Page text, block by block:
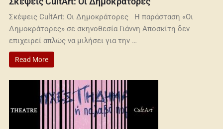
Σκέψεις CultArt: Οι Δημοκράτορες Η παράσταση «Οι
Δημοκράτορες» σε σκηνοθεσία Γιάννη Αποσκίτη δεν
επιχειρεί απλώς να μιλήσει για την …
Read More